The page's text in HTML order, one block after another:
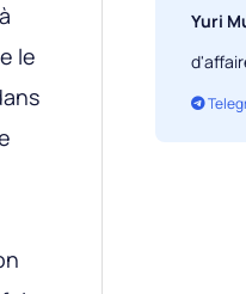
le
Yuri